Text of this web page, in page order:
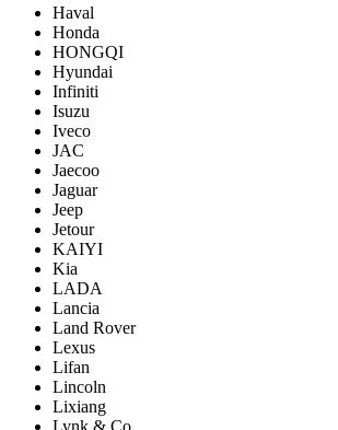
Haval
Honda
HONGQI
Hyundai
Infiniti
Isuzu
Iveco
JAC
Jaecoo
Jaguar
Jeep
Jetour
KAIYI
Kia
LADA
Lancia
Land Rover
Lexus
Lifan
Lincoln
Lixiang
Lynk & Co